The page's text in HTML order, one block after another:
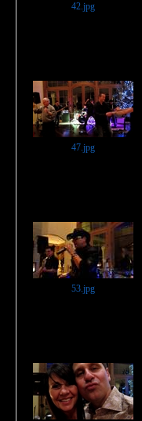
42.jpg
47.jpg
53.jpg